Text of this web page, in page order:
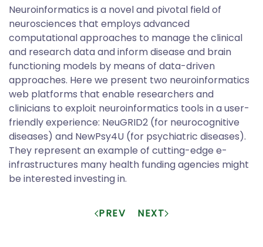
Neuroinformatics is a novel and pivotal field of
neurosciences that employs advanced
computational approaches to manage the clinical
and research data and inform disease and brain
functioning models by means of data-driven
approaches. Here we present two neuroinformatics
web platforms that enable researchers and
clinicians to exploit neuroinformatics tools in a user-
friendly experience: NeuGRID2 (for neurocognitive
diseases) and NewPsy4U (for psychiatric diseases).
They represent an example of cutting-edge e-
infrastructures many health funding agencies might
be interested investing in.
PREV NEXT